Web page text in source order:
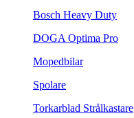
Bosch Heavy Duty
DOGA Optima Pro
Mopedbilar
Spolare
Torkarblad Strålkastare